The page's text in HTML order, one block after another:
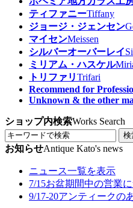
ティファニーTiffany
ジョージ・ジェンセン
マイセンMeissen
シルバーオーバーレイ
ミリアム・ハスケル
トリファリTrifari
Recommend for
Unknown & the other
ショップ内検索Works Search
検
お知らせAntique Kato's news
ニュース一覧を表示
7/15お盆期間中の営業
9/17-20アンティークの